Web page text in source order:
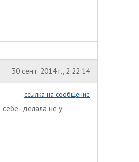
30 сент. 2014 г., 2:22:14
ссылка на сообщение
себе- делала не у